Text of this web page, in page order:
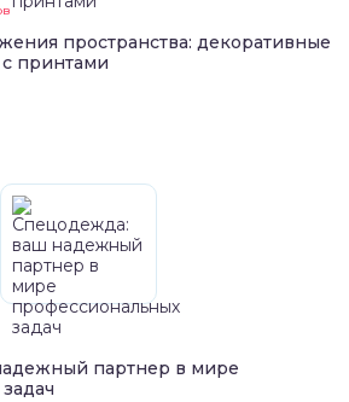
пространства: декоративные
принтами
партнер в мире